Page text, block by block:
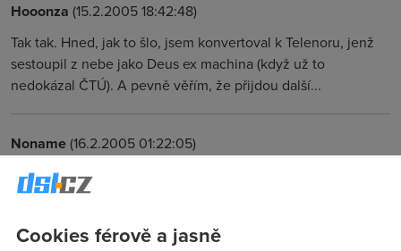
Hooonza (15.2.2005 18:42:48)
Tak tak. Hned, jak to šlo, jsem konvertoval k Telenoru, jenž
sestoupil z nebe jako Deus ex machina (když už to
nedokázal ČTÚ). A pevně věřím, že přijdou další...
Noname(16.2.2005 01:22:05)
Hmm, krasny, ale az budes bydlet v lokalite, kde se ke
svemu soukromemu bohu TELENOR nedostanes, tak budes
repubice.
Cookies férově a jasně